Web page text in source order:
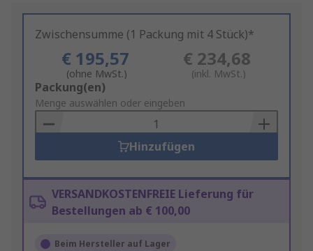
Zwischensumme (1 Packung mit 4 Stück)*
€ 195,57
(ohne MwSt.)
€ 234,68
(inkl. MwSt.)
Add
to
Basket
Packung(en)
Menge auswählen oder eingeben
Hinzufügen
VERSANDKOSTENFREIE Lieferung für
Bestellungen ab € 100,00
Beim Hersteller auf Lager